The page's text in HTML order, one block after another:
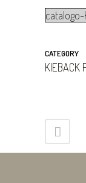
CATEGORY
KIEBACK